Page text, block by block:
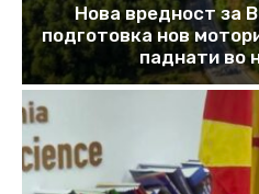
Нова вредност за
подготовка нов
паднати во